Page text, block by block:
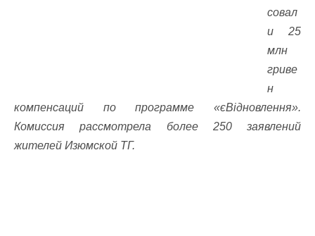
совал
и 25
млн
гриве
н
компенсаций по программе «єВідновлення».
Комиссия рассмотрела более 250 заявлений
жителей Изюмской ТГ.